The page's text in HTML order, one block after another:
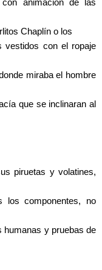
animación de las
Chaplín o los
vestidos con el ropaje
miraba el hombre
que se inclinaran al
piruetas y volatines,
los componentes, no
humanas y pruebas de